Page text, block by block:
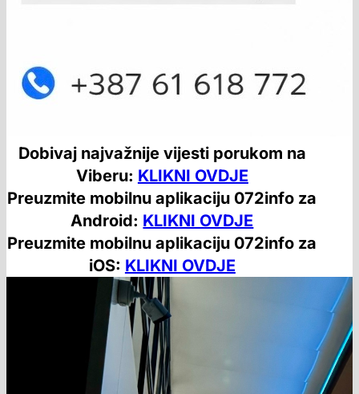
Dobivaj najvažnije vijesti porukom na
Viberu: KLIKNI OVDJE
Preuzmite mobilnu aplikaciju 072info za
Android: KLIKNI OVDJE
Preuzmite mobilnu aplikaciju 072info za
iOS: KLIKNI OVDJE